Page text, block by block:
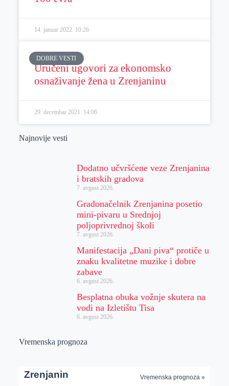
14. januar 2022. 10:26
DOBRE VESTI
Uručeni ugovori za ekonomsko
osnaživanje žena u Zrenjaninu
29. decembar 2021. 14:06
Najnovije vesti
Dodatno učvršćene veze Zrenjanina
i bratskih gradova
7. avgust 2026.
Gradonačelnik Zrenjanina posetio
mini-pivaru u Srednjoj
poljoprivrednoj školi
7. avgust 2026.
Manifestacija „Dani piva“ protiče u
znaku kvalitetne muzike i dobre
zabave
6. avgust 2026.
Besplatna obuka vožnje skutera na
vodi na Izletištu Tisa
6. avgust 2026.
Vremenska prognoza